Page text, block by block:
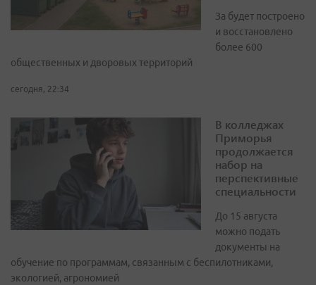
За будет построено
и восстановлено
более 600
общественных и дворовых территорий
сегодня, 22:34
В колледжах
Приморья
продолжается
набор на
перспективные
специальности
До 15 августа
можно подать
документы на
обучение по программам, связанным с беспилотниками,
экологией, агрономией